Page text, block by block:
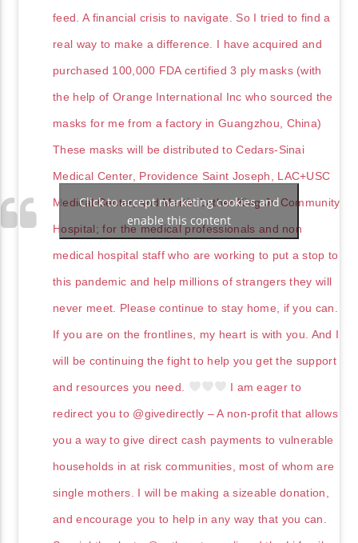
feed. A financial crisis to navigate. So I tried to find a
real way to make a difference. I have acquired and
purchased 100,000 FDA certified 3 ply masks (with
the help of Orange International Inc who sourced the
masks for me from a factory in Guangzhou, China)
These masks will be distributed to Cedars-Sinai
Medical Center, Providence Saint Joseph, LAC+USC
Medical Center, and Martin Luther King Jr. Community
Hospital; for the medical professionals and non
medical hospital staff who are working to put a stop to
this pandemic and help millions of strangers they will
never meet. Please continue to stay home, if you can.
If you are on the frontlines, my heart is with you. And I
will be continuing the fight to help you get the support
and resources you need. I am eager to
redirect you to @givedirectly – A non-profit that allows
you a way to give direct cash payments to vulnerable
households in at risk communities, most of whom are
single mothers. I will be making a sizeable donation,
and encourage you to help in any way that you can.
Click to accept marketing cookies and
enable this content